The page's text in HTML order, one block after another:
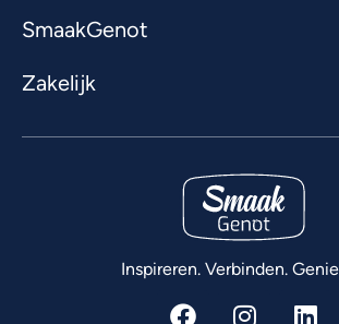
SmaakGenot
Zakelijk
Inspireren. Verbinden.